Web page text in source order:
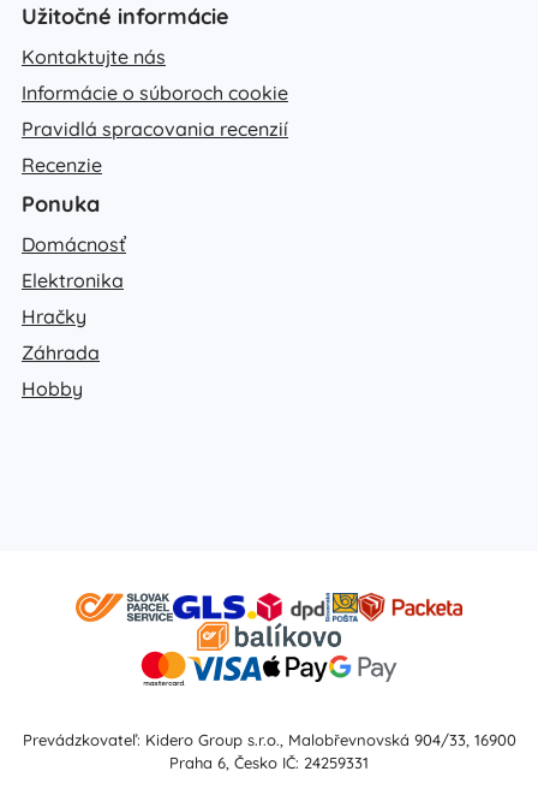
Užitočné informácie
Kontaktujte nás
Informácie o súboroch cookie
Pravidlá spracovania recenzií
Recenzie
Ponuka
Domácnosť
Elektronika
Hračky
Záhrada
Hobby
Prevádzkovateľ: Kidero Group s.r.o., Malobřevnovská 904/33, 16900
Praha 6, Česko IČ: 24259331